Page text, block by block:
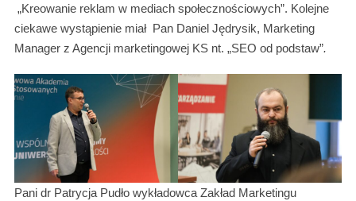
„Kreowanie reklam w mediach społecznościowych”. Kolejne
ciekawe wystąpienie miał Pan Daniel Jędrysik, Marketing
Manager z Agencji marketingowej KS nt. „SEO od podstaw”.
Pani dr Patrycja Pudło wykładowca Zakład Marketingu